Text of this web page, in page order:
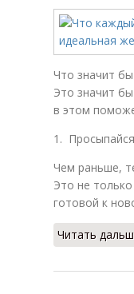
Что значит
Это значит
в этом
1.
Чем раньше,
Это не
готовой к
Читать